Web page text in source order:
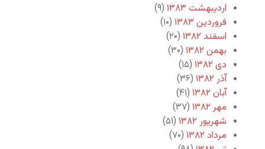
اردیبهشت ۱۳۸۳
(۹)
فروردین ۱۳۸۳
(۱۰)
اسفند ۱۳۸۲
(۲۰)
بهمن ۱۳۸۲
(۳۰)
دی ۱۳۸۲
(۱۵)
آذر ۱۳۸۲
(۳۶)
آبان ۱۳۸۲
(۴۱)
مهر ۱۳۸۲
(۳۷)
شهریور ۱۳۸۲
(۵۱)
مرداد ۱۳۸۲
(۷۰)